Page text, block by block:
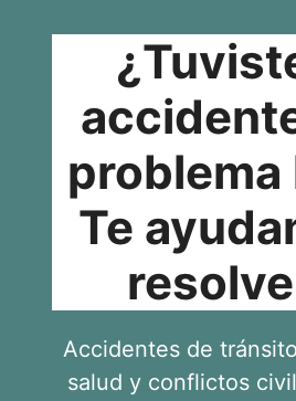
problema
Te
Accidentes de
salud y conflictos